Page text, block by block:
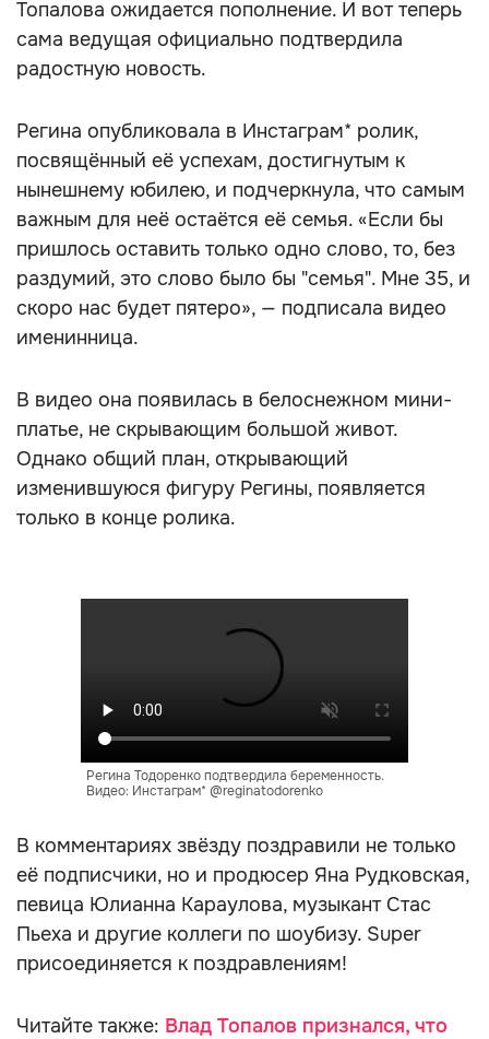
Топалова ожидается пополнение. И вот теперь
сама ведущая официально подтвердила
радостную новость.
Регина опубликовала в Инстаграм* ролик,
посвящённый её успехам, достигнутым к
нынешнему юбилею, и подчеркнула, что самым
важным для неё остаётся её семья. «Если бы
пришлось оставить только одно слово, то, без
раздумий, это слово было бы "семья". Мне 35, и
скоро нас будет пятеро», — подписала видео
именинница.
В видео она появилась в белоснежном мини-
платье, не скрывающим большой живот.
Однако общий план, открывающий
изменившуюся фигуру Регины, появляется
только в конце ролика.
Регина Тодоренко подтвердила беременность.
Видео: Инстаграм* @reginatodorenko
В комментариях звёзду поздравили не только
её подписчики, но и продюсер Яна Рудковская,
певица Юлианна Караулова, музыкант Стас
Пьеха и другие коллеги по шоубизу. Super
присоединяется к поздравлениям!
Читайте также: Влад Топалов признался, что